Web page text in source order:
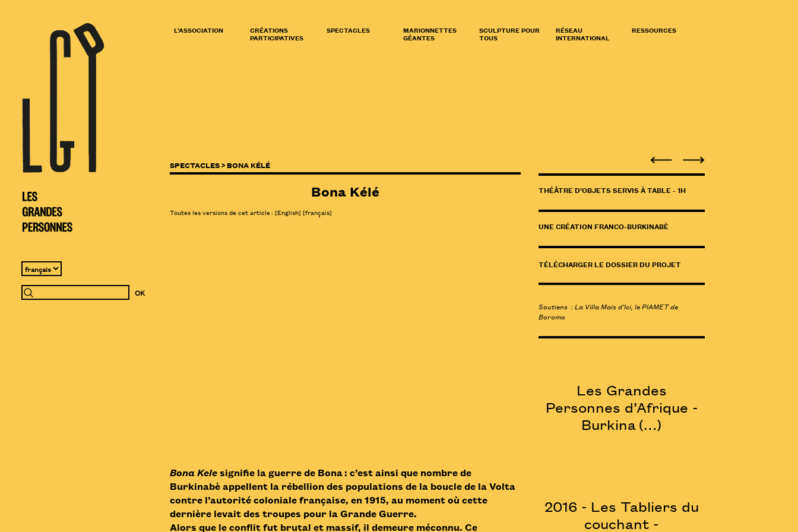
L’ASSOCIATION CRÉATIONS
PARTICIPATIVES
SPECTACLES MARIONNETTES
GÉANTES
SCULPTURE POUR
TOUS
RÉSEAU
INTERNATIONAL
RESSOURCES
SPECTACLES > BONA KÉLÉ
Bona Kélé
Toutes les versions de cet article :[English] [français]
Bona Kelesignifie la guerre de Bona : c’est ainsi que nombre de
Burkinabè appellent la rébellion des populations de la boucle de la Volta
contre l’autorité coloniale française, en 1915, au moment où cette
dernière levait des troupes pour la Grande Guerre.
Alors que le conflit fut brutal et massif, il demeure méconnu. Ce
THÉÂTRE D’OBJETS SERVIS À TABLE - 1H
UNE CRÉATION FRANCO-BURKINABÈ
TÉLÉCHARGER LE DOSSIER DU PROJET
Soutiens : La Villa Mais d’Ici, le PIAMET de
Boromo
Les Grandes
Personnes d’Afrique -
Burkina (…)
2016 - Les Tabliers du
couchant -